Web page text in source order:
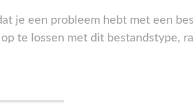
je een probleem hebt met een
te lossen met dit bestandstype,